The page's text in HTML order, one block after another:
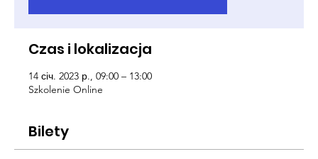
Czas i lokalizacja
14 січ. 2023 р., 09:00 – 13:00
Szkolenie Online
Bilety